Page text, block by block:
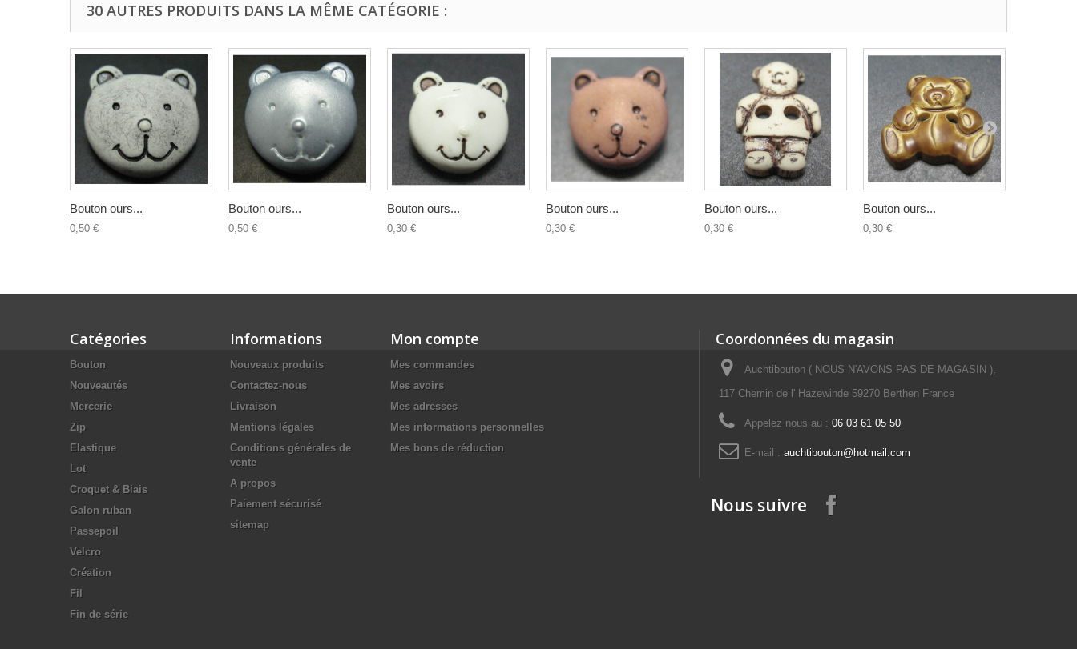
30 AUTRES PRODUITS DANS LA MÊME CATÉGORIE :
Bouton ours...
0,50 €
Bouton ours...
0,50 €
Bouton ours...
0,30 €
Bouton ours...
0,30 €
Bouton ours...
0,30 €
Bouton ours...
0,30 €
Catégories
Bouton
Nouveautés
Mercerie
Zip
Elastique
Lot
Croquet & Biais
Galon ruban
Passepoil
Velcro
Création
Fil
Fin de série
Informations
Nouveaux produits
Contactez-nous
Livraison
Mentions légales
Conditions générales de
vente
A propos
Paiement sécurisé
sitemap
Mon compte
Mes commandes
Mes avoirs
Mes adresses
Mes informations personnelles
Mes bons de réduction
Coordonnées du magasin
Auchtibouton ( NOUS N'AVONS PAS DE MAGASIN ),
117 Chemin de l' Hazewinde 59270 Berthen France
Appelez nous au : 06 03 61 05 50
E-mail : auchtibouton@hotmail.com
Nous suivre